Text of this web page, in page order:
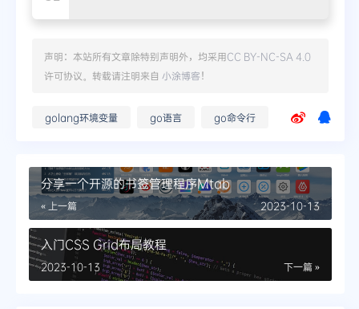
声明：本站所有文章除特别声明外，均采用CC BY-NC-SA 4.0
许可协议。转载请注明来自 小涂博客！
golang环境变量 go语言 go命令行
分享一个开源的书签管理程序Mtab
« 上一篇 2023-10-13
入门CSS Grid布局教程
下一篇 »
2023-10-13